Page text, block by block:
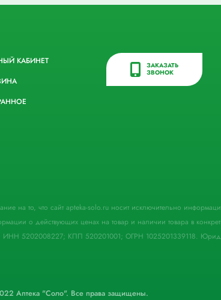
КАБИНЕТ
ЗАКАЗАТЬ
ЗВОНОК
на то, что сайт apteka-solo.ru носит исключительно
о действующих ценах на товар и наличии товара в
5202008227; КПП 520201001; ОГРН 1025201339118.
Аптека "Соло". Все права защищены.